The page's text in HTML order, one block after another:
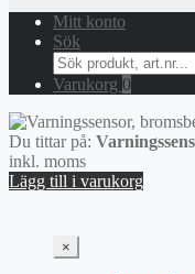
Mitt konto
Sök
Search
for:
Varukorg 0
Du tittar på:
inkl. moms
Lägg till i varukorg
×